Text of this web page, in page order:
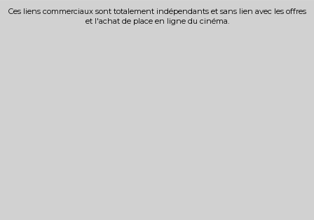
Ces liens commerciaux sont totalement indépendants et sans lien avec les offres
et l'achat de place en ligne du cinéma.